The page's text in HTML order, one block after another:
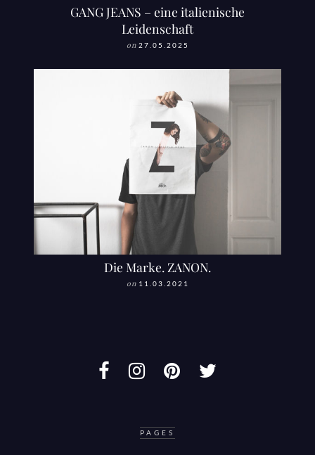
GANG JEANS – eine italienische
Leidenschaft
on 27.05.2025
Die Marke. ZANON.
on 11.03.2021
PAGES